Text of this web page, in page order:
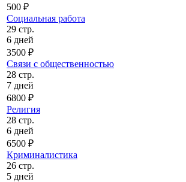
500 ₽
Социальная работа
29 стр.
6 дней
3500 ₽
Связи с общественностью
28 стр.
7 дней
6800 ₽
Религия
28 стр.
6 дней
6500 ₽
Криминалистика
26 стр.
5 дней